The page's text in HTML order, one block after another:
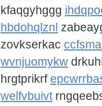
kfaqgyhggg
hbdohqlznl
zovkserkac
wvnjuomykw
hrgtprikrf
welfvbuivt